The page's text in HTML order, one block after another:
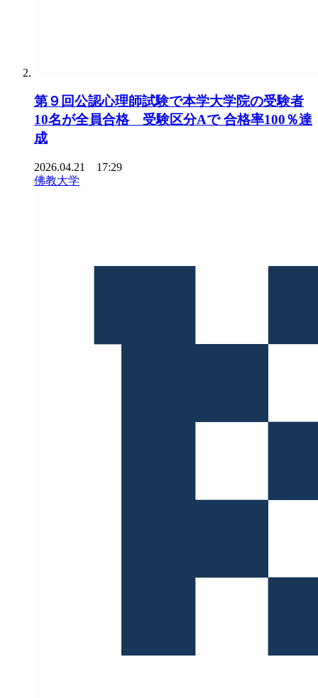
第９回公認心理師試験で本学大学院の受験者
10名が全員合格 受験区分Aで 合格率100％達
成
2026.04.21 17:29
佛教大学